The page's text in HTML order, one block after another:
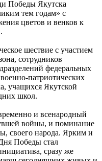
Победы Якутска
тем годам» с
цветов и венков к
шествие с участием
сотрудников
федеральных
патриотических
учащихся Якутской
школ.
и всенародный
войны, и поминание
своего народа. Ярким и
Победы стал
сразу же